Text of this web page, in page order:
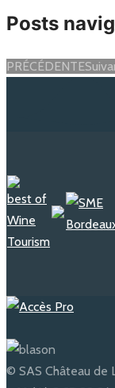
Posts
PRÉCÉDENTE
© SAS Château de